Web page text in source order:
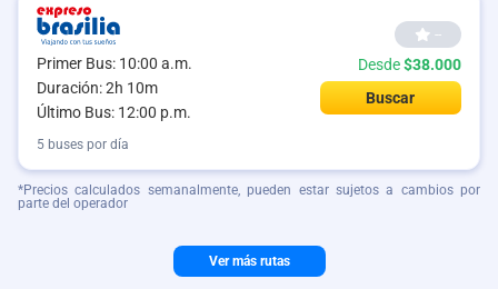
Primer Bus: 10:00 a.m.
Duración: 2h 10m
Último Bus: 12:00 p.m.
--
Desde$38.000
Buscar
5 buses por día
*Precios calculados semanalmente, pueden estar sujetos a cambios por
parte del operador
Ver más rutas